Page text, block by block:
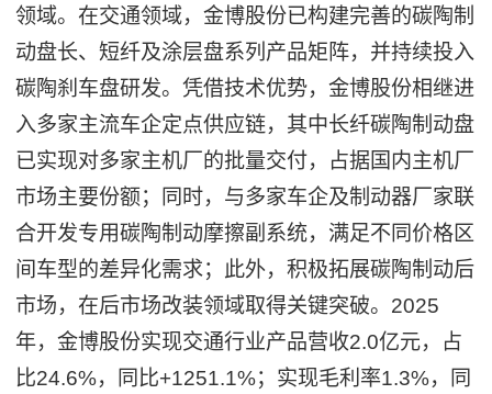
领域。在交通领域，金博股份已构建完善的碳陶制
动盘长、短纤及涂层盘系列产品矩阵，并持续投入
碳陶刹车盘研发。凭借技术优势，金博股份相继进
入多家主流车企定点供应链，其中长纤碳陶制动盘
已实现对多家主机厂的批量交付，占据国内主机厂
市场主要份额；同时，与多家车企及制动器厂家联
合开发专用碳陶制动摩擦副系统，满足不同价格区
间车型的差异化需求；此外，积极拓展碳陶制动后
市场，在后市场改装领域取得关键突破。2025
年，金博股份实现交通行业产品营收2.0亿元，占
比24.6%，同比+1251.1%；实现毛利率1.3%，同